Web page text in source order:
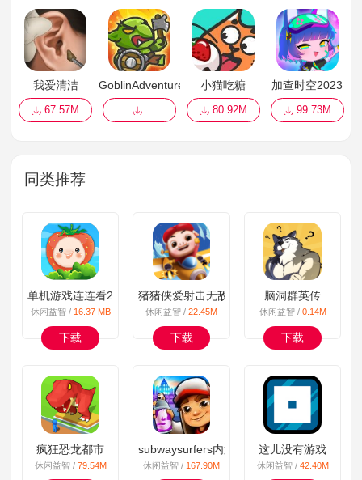
我爱清洁
67.57M
GoblinAdventure 小猫吃糖
80.92M
加查时空2023
99.73M
同类推荐
单机游戏连连看2024版
休闲益智 / 16.37 MB
下载
猪猪侠爱射击无敌版
休闲益智 /22.45M
下载
脑洞群英传
休闲益智 / 0.14M
下载
疯狂恐龙都市
休闲益智 / 79.54M
subwaysurfers内置菜单
休闲益智 / 167.90M
这儿没有游戏
休闲益智 / 42.40M